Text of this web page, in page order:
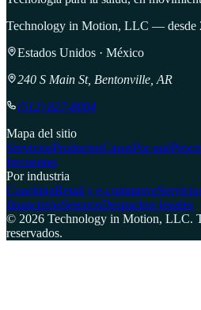
Technology in Motion, LLC — desde
Estados Unidos · México
240 S Main St, Bentonville, AR
(512) 827-8004
Mapa del sitio
ServiciosProductosCasosPor qué
frecuentes
Por industria
CoachingRetail y e-commerce
financierosSegurosDespachos legales
© 2026 Technology in Motion, LLC.
reservados.